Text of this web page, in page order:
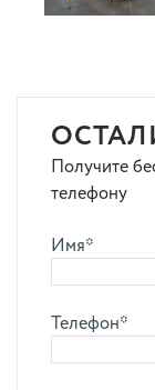
Получите
телефону
Имя*
Телефон*